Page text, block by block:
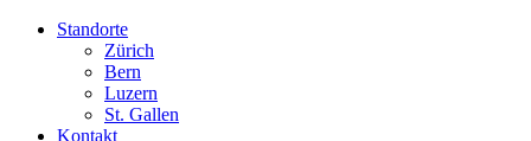
Standorte
Zürich
Bern
Luzern
St. Gallen
Kontakt